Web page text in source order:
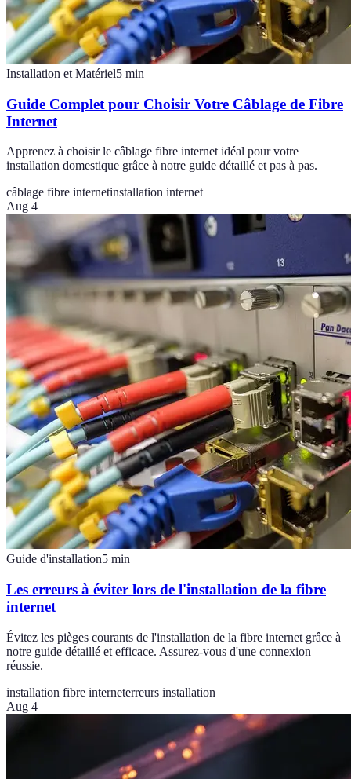
Installation et Matériel5 min
Guide Complet pour Choisir Votre Câblage de Fibre
Internet
Apprenez à choisir le câblage fibre internet idéal pour votre
installation domestique grâce à notre guide détaillé et pas à pas.
câblage fibre internetinstallation internet
Aug 4
Guide d'installation5 min
Les erreurs à éviter lors de l'installation de la fibre
internet
Évitez les pièges courants de l'installation de la fibre internet grâce à
notre guide détaillé et efficace. Assurez-vous d'une connexion
réussie.
installation fibre interneterreurs installation
Aug 4